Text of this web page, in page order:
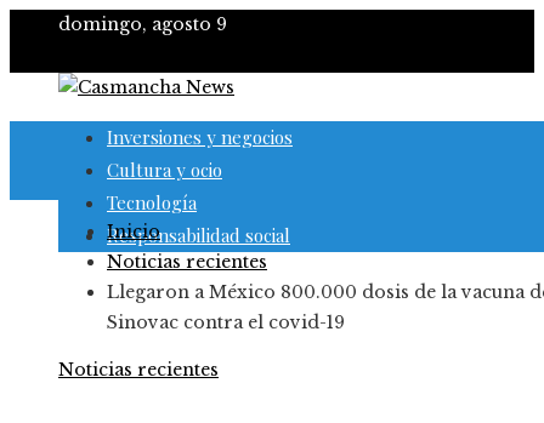
domingo, agosto 9
Inversiones y negocios
Cultura y ocio
Tecnología
Responsabilidad social
Inicio
Noticias recientes
Llegaron a México 800.000 dosis de la vacuna
Sinovac contra el covid-19
Noticias recientes